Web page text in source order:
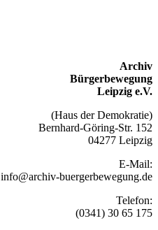
Archiv
Bürgerbewegung
Leipzig e.V.
(Haus der Demokratie)
Bernhard-Göring-Str. 152
04277 Leipzig
E-Mail:
info@archiv-buergerbewegung.de
Telefon:
(0341) 30 65 175